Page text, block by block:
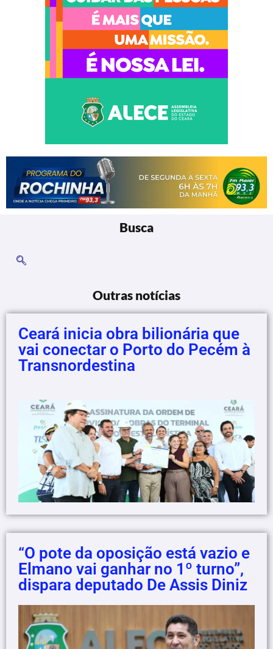
Busca
Outras notícias
Ceará inicia obra bilionária que
vai conectar o Porto do Pecém à
Transnordestina
“O pote da oposição está vazio e
Elmano vai ganhar no 1º turno”,
dispara deputado De Assis Diniz